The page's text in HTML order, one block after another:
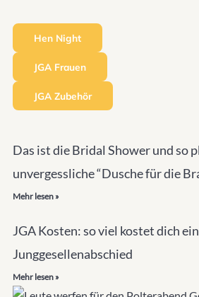
Hen Night
JGA Frauen
JGA Zubehör
Das ist die Bridal Shower und so
unvergessliche “Dusche für die
Mehr lesen »
JGA Kosten: so viel kostet dich
Junggesellenabschied
Mehr lesen »